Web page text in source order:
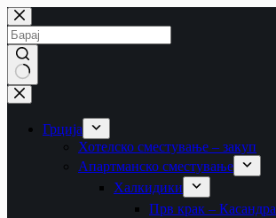
Skip
to
content
No
results
Грција
Хотелско сместување – закуп
Апартманско сместување
Халкидики
Прв крак – Касандра